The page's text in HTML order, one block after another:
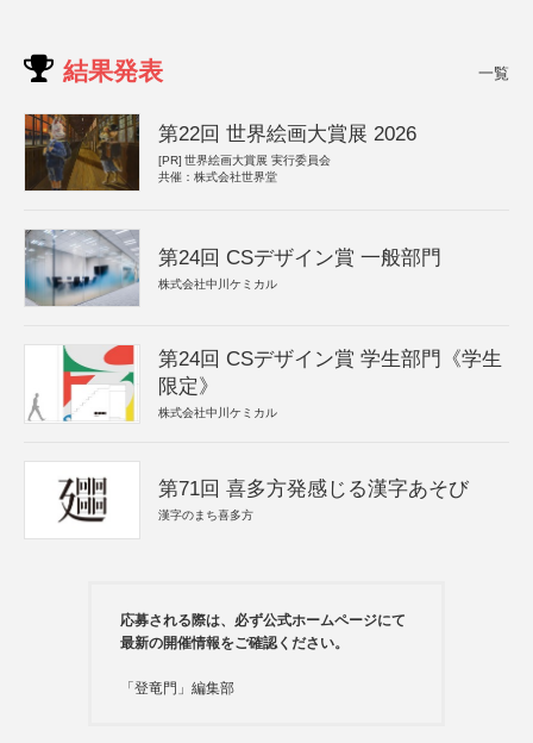
結果発表 一覧
第22回 世界絵画大賞展 2026
[PR] 世界絵画大賞展 実行委員会
共催：株式会社世界堂
第24回 CSデザイン賞 一般部門
株式会社中川ケミカル
第24回 CSデザイン賞 学生部門《学生
限定》
株式会社中川ケミカル
第71回 喜多方発感じる漢字あそび
漢字のまち喜多方
応募される際は、必ず公式ホームページにて
最新の開催情報をご確認ください。
「登竜門」編集部